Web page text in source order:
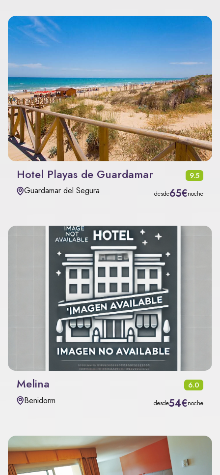
Hotel Playas de Guardamar 9.5
Guardamar del Segura desde65€noche
Melina 6.0
Benidorm desde54€noche